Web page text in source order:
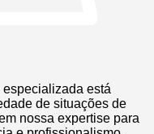
está
de situações de
nossa expertise para